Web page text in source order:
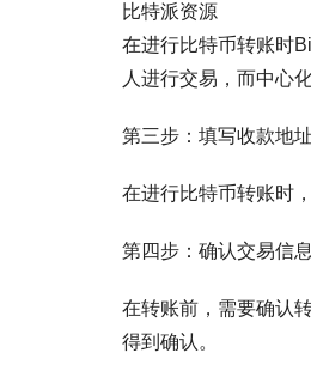
比特派资源
在进行比特币转账时
人进行交易，而中心
第三步：填写收款地址
在进行比特币转账时
第四步：确认交易信息
在转账前，需要确认
得到确认。